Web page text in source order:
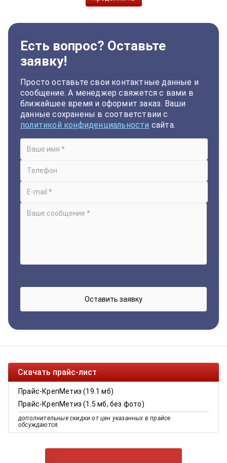
Есть вопрос? Оставьте
заявку!
Просто оставьте свои контактные данные и
сообщение. А менеджер свяжется с вами в
ближайшее время и оформит заказ. Ваши
данные сохранены в соответствии с
политикой конфиденциальности сайта.
Скачать прайс-лист
Прайс-КрепМетиз (19.1 мб)
Прайс-КрепМетиз (1.5 мб, без фото)
дополнительные скидки от цен указанных в прайсе
обсуждаются.